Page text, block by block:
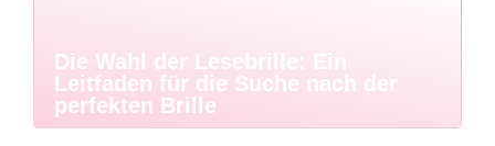
Die Wahl der Lesebrille: Ein
Leitfaden für die Suche nach der
perfekten Brille